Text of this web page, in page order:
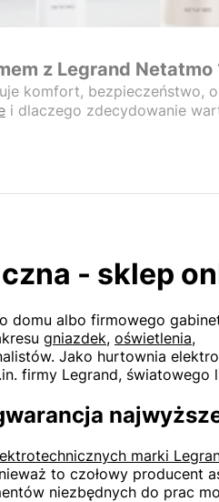
z Legrand Netatmo
komfort, bezpieczeństwo,
i dlaczego zdecydowanie
- sklep
albo firmowego
gniazdek, oświetlenia,
Jako hurtownia
firmy Legrand, światowego
marki
to czołowy
niezbędnych do prac